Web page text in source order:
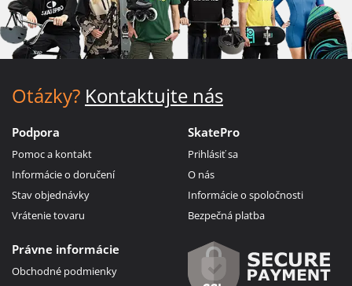
Otázky? Kontaktujte nás
Podpora
Pomoc a kontakt
Informácie o doručení
Stav objednávky
Vrátenie tovaru
SkatePro
Prihlásiť sa
O nás
Informácie o spoločnosti
Bezpečná platba
Právne informácie
Obchodné podmienky